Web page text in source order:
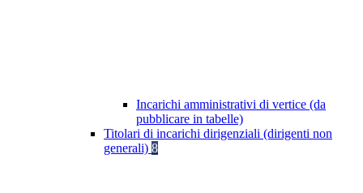
Incarichi amministrativi di vertice (da
pubblicare in tabelle)
Titolari di incarichi dirigenziali (dirigenti non
generali) 8